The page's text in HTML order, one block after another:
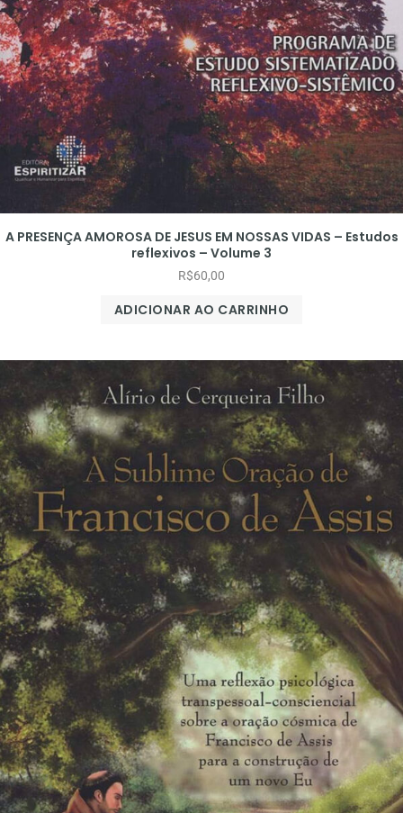
A PRESENÇA AMOROSA DE JESUS EM NOSSAS VIDAS – Estudos
reflexivos – Volume 3
R$60,00
ADICIONAR AO CARRINHO